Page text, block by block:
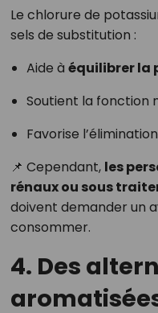
Le chlorure de
sels de substitution :
Aide à équilibrer la
Soutient la fonction
Favorise
📌 Cependant, les
rénaux ou sous
doivent demander un
consommer.
4. Des